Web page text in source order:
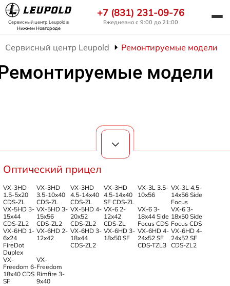
Сервисный центр Leupoldв
Нижнем Новгороде
+7 (831) 231-09-76
Ежедневно с 9:00 до 21:00
Сервисный центр Leupold Ремонтируемые модели
модели
Оптический прицел
VX-3HD
1.5-5x20
CDS-ZL
VX-3HD
3.5-10x40
CDS-ZL
VX-3HD
4.5-14x40
CDS-ZL
VX-3HD
4.5-14x40
SF CDS-ZL
VX-3L 3.5-
10x56
VX-3L 4.5-
14x56 Side
Focus
VX-5HD 3-
15x44
CDS-ZL2
VX-5HD 3-
15x56
CDS-ZL2
VX-5HD 4-
20x52
CDS-ZL2
VX-6 2-
12x42
CDS-ZL
VX-6 3-
18x44 Side
Focus CDS
VX-6 3-
18x50 Side
Focus CDS
VX-6HD 1-
6x24
FireDot
Duplex
VX-6HD 2-
12x42
VX-6HD 3-
18x44
CDS-ZL2
VX-6HD 3-
18x50 SF
VX-6HD 4-
24x52 SF
CDS-TZL3
VX-6HD 4-
24x52 SF
CDS-ZL2
VX-
Freedom 6-
18x40 CDS
SF
VX-
Freedom
Rimfire 3-
9x40